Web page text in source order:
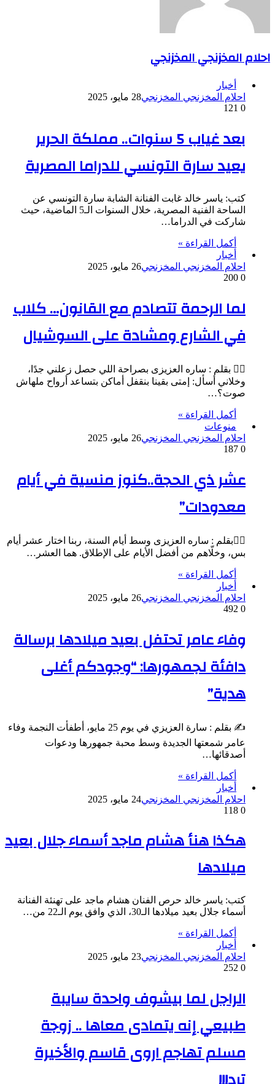
احلام المخزنجي المخزنجي
أخبار
احلام المخزنجي المخزنجي28 مايو، 2025
0
بعد غياب 5 سنوات.. مملكة الحرير
يعيد سارة التونسي للدراما المصرية
كتب: ياسر خالد غابت الفنانة الشابة سارة التونسي عن
الساحة الفنية المصرية، خلال السنوات الـ5 الماضية، حيث
شاركت في الدراما…
أكمل القراءة »
أخبار
احلام المخزنجي المخزنجي26 مايو، 2025
0
لما الرحمة تتصادم مع القانون… كلاب
في الشارع ومشادة على السوشيال
✍🏻 بقلم : ساره العزيزى بصراحة اللي حصل زعلني جدًا،
وخلاني أسأل: إمتى بقينا بنقفل أماكن بتساعد أرواح ملهاش
صوت؟…
أكمل القراءة »
منوعات
احلام المخزنجي المخزنجي26 مايو، 2025
0
عشر ذي الحجة..كنوز منسية في أيام
معدودات”
✍🏻بقلم : ساره العزيزى وسط أيام السنة، ربنا اختار عشر أيام
بس، وخلّاهم من أفضل الأيام على الإطلاق. هما العشر…
أكمل القراءة »
أخبار
احلام المخزنجي المخزنجي26 مايو، 2025
0
وفاء عامر تحتفل بعيد ميلادها برسالة
دافئة لجمهورها: “وجودكم أغلى
هدية”
✍️ بقلم : سارة العزيزي في يوم 25 مايو، أطفأت النجمة وفاء
عامر شمعتها الجديدة وسط محبة جمهورها ودعوات
أصدقائها…
أكمل القراءة »
أخبار
احلام المخزنجي المخزنجي24 مايو، 2025
0
هكذا هنأ هشام ماجد أسماء جلال بعيد
ميلادها
كتب: ياسر خالد حرص الفنان هشام ماجد على تهنئة الفنانة
أسماء جلال بعيد ميلادها الـ30، الذي وافق يوم الـ22 من…
أكمل القراءة »
أخبار
احلام المخزنجي المخزنجي23 مايو، 2025
0
الراجل لما بيشوف واحدة سايبة
طبيعي إنه يتمادى معاها .. زوجة
مسلم تهاجم اروى قاسم والأخيرة